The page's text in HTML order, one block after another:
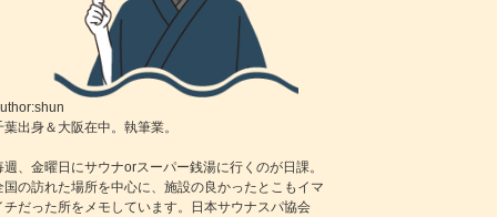
葉出身＆大阪在中。執筆業。
週、金曜日にサウナorスーパー銭湯に行くのが日課。
国の訪れた場所を中心に、施設の良かったとこもイマ
チだった所をメモしています。日本サウナスパ協会